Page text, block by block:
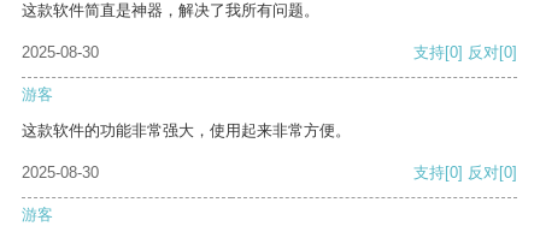
这款软件简直是神器，解决了我所有问题。
2025-08-30 支持[0] 反对[0]
游客
这款软件的功能非常强大，使用起来非常方便。
2025-08-30 支持[0] 反对[0]
游客